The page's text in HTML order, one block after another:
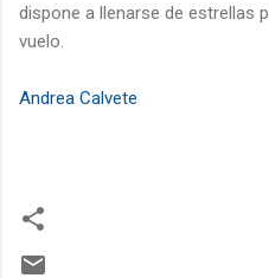
dispone a llenarse de estrellas
vuelo.
Andrea Calvete